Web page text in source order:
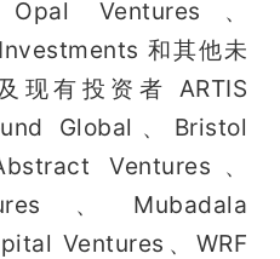
Ventures、
和其他未
现有投资者 ARTIS
Global、Bristol
Ventures、
、Mubadala
Ventures、WRF